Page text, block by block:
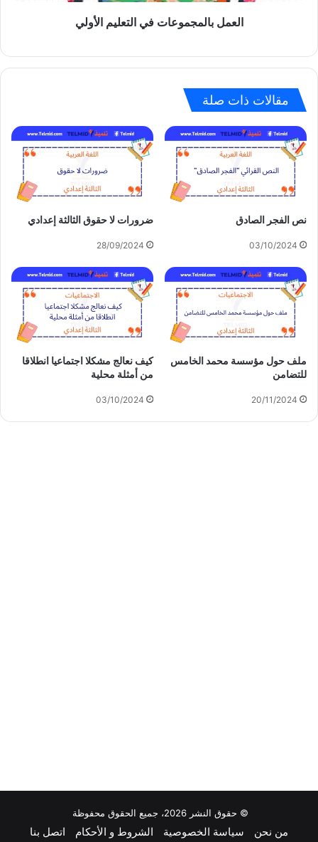
العمل بالمجموعات في التعليم الأولي
مقالات ذات صلة
نص الفجر الصادق
03/10/2024
ضرورات لا حقوق الثالثة إعدادي
28/09/2024
ملف حول مؤسسة محمد الخامس
للتضامن
20/11/2024
كيف نعالج مشكلا اجتماعيا انطلاقا
من أمثلة محلية
03/10/2024
© حقوق النشر 2026، جميع الحقوق محفوظة
من نحن سياسة الخصوصية الشروط و الأحكام اتصل بنا